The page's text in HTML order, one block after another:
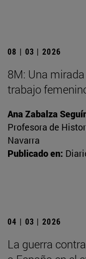
08 | 03 | 2026
8M: Una
trabajo
Ana Zabalza
Profesora de
Navarra
Publicado en:
04 | 03 | 2026
La guerra